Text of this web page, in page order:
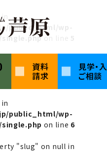
資料
請求
見学・
ご相談
public_html/wp-
on line
public_html/wp-
on line
public_html/wp-
on line 6
"slug" on null in